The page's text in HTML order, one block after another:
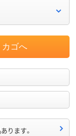
カゴへ
ります。